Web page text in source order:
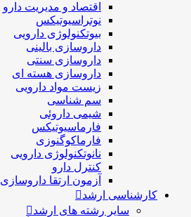
اقتصاد و مديريت دارو
نوتراسیوتیکس
بيوتكنولوژی دارویی
داروسازی بالينی
داروسازی سنتی
داروسازی هسته ای
زیست مواد دارویی
سم شناسی
شيمی داروئی
فارماسيوتيكس
فارماكوگنوزی
نانوتکنولوژی دارویی
كنترل دارو
آزمون ارتقا داروسازی
کارشناسی ارشد
سایر رشته های ارشد